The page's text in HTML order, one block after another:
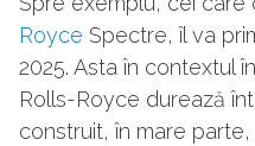
Royce Spectre, îl va
2025. Asta în contextul
Rolls-Royce durează
construit, în mare parte,